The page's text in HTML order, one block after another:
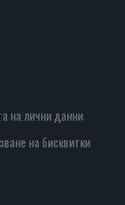
на лични данни
на бисквитки